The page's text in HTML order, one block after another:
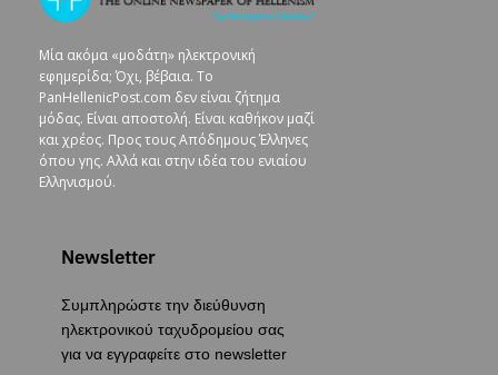
Μία ακόμα «μοδάτη» ηλεκτρονική
εφημερίδα; Όχι, βέβαια. To
PanHellenicPost.com δεν είναι ζήτημα
μόδας. Είναι αποστολή. Είναι καθήκον μαζί
και χρέος. Προς τους Απόδημους Έλληνες
όπου γης. Αλλά και στην ιδέα του ενιαίου
Ελληνισμού.
Newsletter
Συμπληρώστε την διεύθυνση
ηλεκτρονικού ταχυδρομείου σας
για να εγγραφείτε στο newsletter